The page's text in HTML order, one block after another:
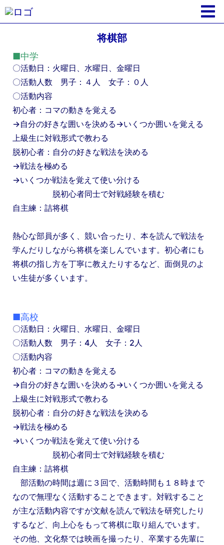
将棋部
■中学
〇活動日：火曜日、水曜日、金曜日
〇活動人数 男子：４人 女子：０人
〇活動内容
初心者：コマの動きを覚える
→自分の好きな囲いを決める→いくつか囲いを覚える
上級生に対戦形式で教わる
脱初心者：自分の好きな戦法を決める
→戦法を極める
→いくつか戦法を覚えて使い分ける
脱初心者同士で対戦経験を積む
自主練：詰将棋
熱心な部員が多く、競い合ったり、本を読んで戦法を
学んだりしながら将棋を楽しんでいます。初心者にも
将棋の指し方を丁寧に教えたりするなど、面倒見のよ
い生徒が多くいます。
■高校
〇活動日：火曜日、水曜日、金曜日
〇活動人数 男子：4人 女子：2人
〇活動内容
初心者：コマの動きを覚える
→自分の好きな囲いを決める→いくつか囲いを覚える
上級生に対戦形式で教わる
脱初心者：自分の好きな戦法を決める
→戦法を極める
→いくつか戦法を覚えて使い分ける
脱初心者同士で対戦経験を積む
自主練：詰将棋
部活動の時間は週に３回で、活動時間も１８時まで
なので無理なく活動することできます。対戦すること
が主な活動内容ですが文献を読んで戦法を研究したり
するなど、向上心をもって将棋に取り組んでいます。
その他、文化祭では映画を撮ったり、卒業する先輩に